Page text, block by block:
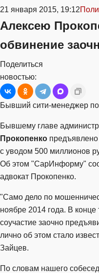
21 января 2015, 19:12
Алексею
обвинение
Поделиться
новостью:
Бывший сити-менеджер
Бывшему главе
Прокопенко
с уводом 500 миллионов
Об этом "СарИнформу"
адвокат Прокопенко.
"Само дело по
ноябре 2014 года. В
соучастие заочно
лично об этом стало
Зайцев.
По словам нашего